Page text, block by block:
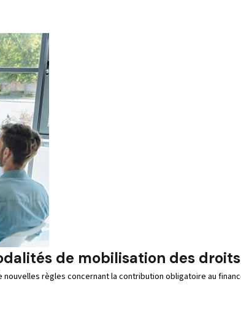
de mobilisation des
nouvelles règles concernant la contribution obligatoire au